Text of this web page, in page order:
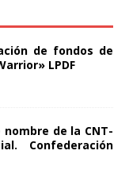
de fondos de
LPDF
de la CNT-
Confederación